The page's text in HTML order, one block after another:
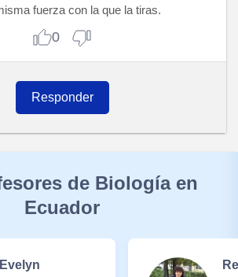
fuerza con la que la tiras.
0
Responder
de Biología en
Ecuador
Evelyn